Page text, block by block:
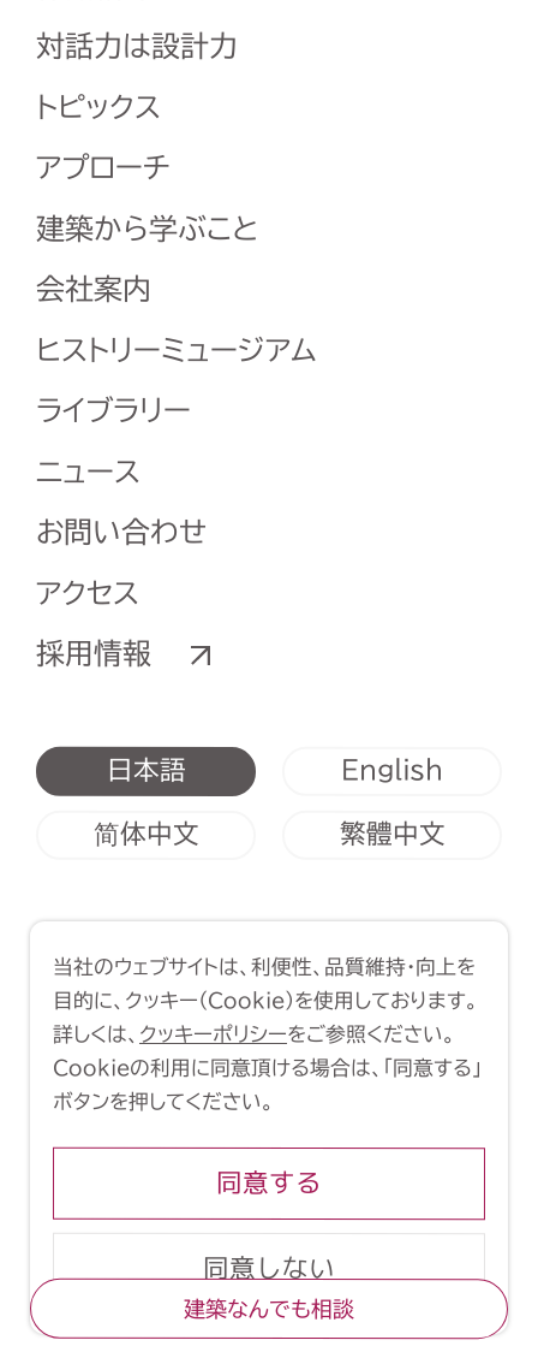
建築なんでも相談
対話力は設計力
トピックス
アプローチ
建築から学ぶこと
会社案内
ヒストリーミュージアム
ライブラリー
ニュース
お問い合わせ
アクセス
採用情報
日本語 English
简体中文 繁體中文
Copyright (C) 1998-2026 Yasui
Architects & Engineers, Inc.
当社のウェブサイトは、利便性、品質維持・向上を
目的に、クッキー（Cookie）を使用しております。
詳しくは、 クッキーポリシーをご参照ください。
Cookieの利用に同意頂ける場合は、「同意する」
ボタンを押してください。
同意する
同意しない